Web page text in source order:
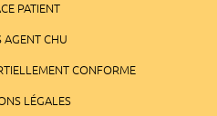
PATIENT
AGENT CHU
CONFORME
LÉGALES